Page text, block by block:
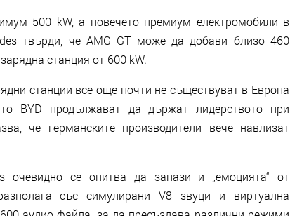
500 kW, а повечето премиум електромобили в
твърди, че AMG GT може да добави близо 460
станция от 600 kW.
станции все още почти не съществуват в Европа
BYD продължават да държат лидерството при
че германските производители вече навлизат
очевидно се опитва да запази и „емоцията“ от
със симулирани V8 звуци и виртуална